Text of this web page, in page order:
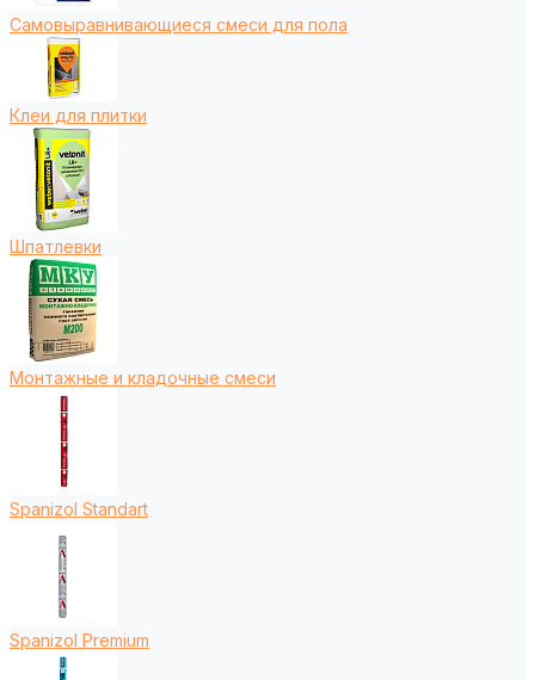
Самовыравнивающиеся смеси для пола
Клеи для плитки
Шпатлевки
Монтажные и кладочные смеси
Spanizol Standart
Spanizol Premium